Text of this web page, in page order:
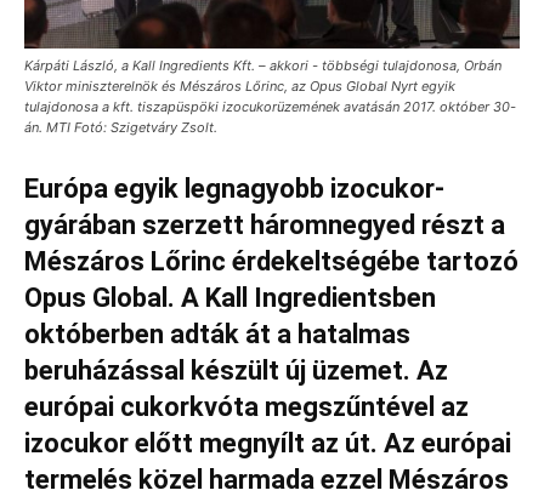
Kárpáti László, a Kall Ingredients Kft. – akkori - többségi tulajdonosa, Orbán
Viktor miniszterelnök és Mészáros Lőrinc, az Opus Global Nyrt egyik
tulajdonosa a kft. tiszapüspöki izocukorüzemének avatásán 2017. október 30-
án. MTI Fotó: Szigetváry Zsolt.
Európa egyik legnagyobb izocukor-
gyárában szerzett háromnegyed részt a
Mészáros Lőrinc érdekeltségébe tartozó
Opus Global. A Kall Ingredientsben
októberben adták át a hatalmas
beruházással készült új üzemet. Az
európai cukorkvóta megszűntével az
izocukor előtt megnyílt az út. Az európai
termelés közel harmada ezzel Mészáros